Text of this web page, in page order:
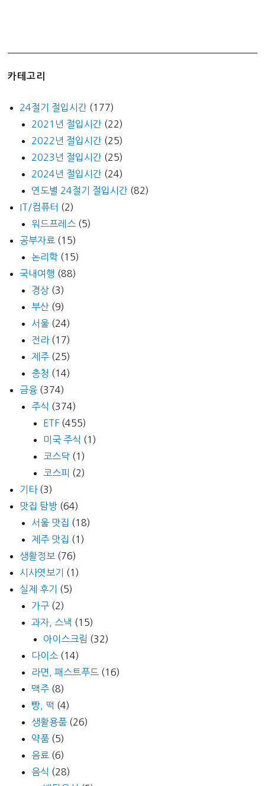
카테고리
24절기 절입시간 (177)
2021년 절입시간 (22)
2022년 절입시간 (25)
2023년 절입시간 (25)
2024년 절입시간 (24)
연도별 24절기 절입시간 (82)
IT/컴퓨터 (2)
워드프레스 (5)
공부자료 (15)
논리학 (15)
국내여행 (88)
경상 (3)
부산 (9)
서울 (24)
전라(17)
제주 (25)
충청 (14)
금융 (374)
주식 (374)
ETF (455)
미국 주식 (1)
코스닥 (1)
코스피 (2)
기타(3)
맛집 탐방 (64)
서울 맛집 (18)
제주 맛집 (1)
생활정보 (76)
시사엿보기
(1)
실제 후기
(5)
가구 (2)
과자, 스낵 (15)
아이스크림 (32)
다이소 (14)
라면, 패스트푸드 (16)
맥주 (8)
빵, 떡 (4)
생활용품 (26)
약품 (5)
음료 (6)
음식 (28)